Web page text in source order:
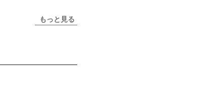
もっと見る